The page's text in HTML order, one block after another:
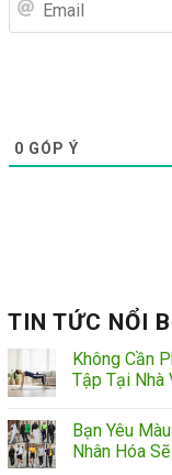
0 GÓP Ý
TIN TỨC NỔI
Không Cần
Tập Tại Nhà
Bạn Yêu
Nhân Hóa